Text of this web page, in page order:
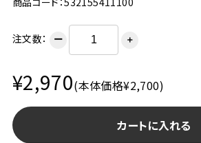
注文数： ー ＋
¥2,970(本体価格¥2,700)
カートに入れる